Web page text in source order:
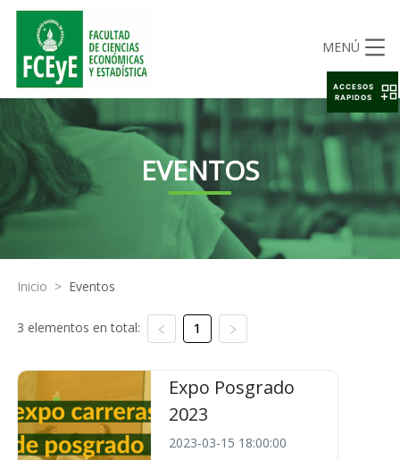
MENÚ
EVENTOS
Inicio > Eventos
3 elementos en total: 1
Expo Posgrado
2023
2023-03-15 18:00:00
ACCESOS
RAPIDOS